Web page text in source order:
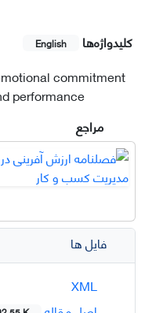
کلیدواژه‌ها English
commitment
performance
مراجع
فایل ها